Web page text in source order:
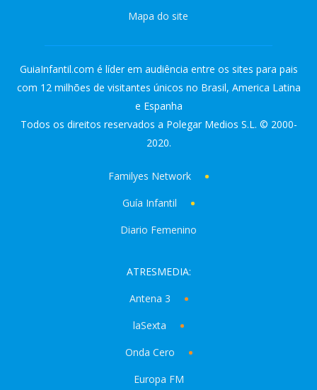
Mapa do site
GuiaInfantil.com é líder em audiência entre os sites para pais
com 12 milhões de visitantes únicos no Brasil, America Latina
e Espanha
Todos os direitos reservados a Polegar Medios S.L. © 2000-
2020.
Familyes Network
Guía Infantil
Diario Femenino
ATRESMEDIA:
Antena 3
laSexta
Onda Cero
Europa FM